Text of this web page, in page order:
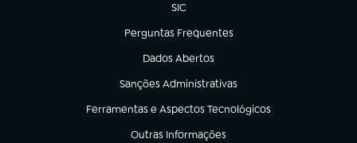
SIC
(abre em nova aba)
Perguntas Frequentes
(abre em nova aba)
Dados Abertos
(abre em nova aba)
Sanções Administrativas
(abre em nova aba)
Ferramentas e Aspectos Tecnológicos
(abre em nova aba)
Outras Informações
(abre em nova aba)